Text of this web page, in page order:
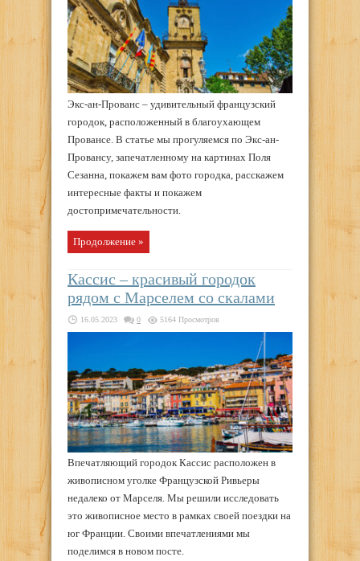
Экс-ан-Прованс – удивительный французский
городок, расположенный в благоухающем
Провансе. В статье мы прогуляемся по Экс-ан-
Провансу, запечатленному на картинах Поля
Сезанна, покажем вам фото городка, расскажем
интересные факты и покажем
достопримечательности.
Продолжение »
Кассис – красивый городок
рядом с Марселем со скалами
16.05.2023 0 5164 Просмотров
Впечатляющий городок Кассис расположен в
живописном уголке Французской Ривьеры
недалеко от Марселя. Мы решили исследовать
это живописное место в рамках своей поездки на
юг Франции. Своими впечатлениями мы
поделимся в новом посте.